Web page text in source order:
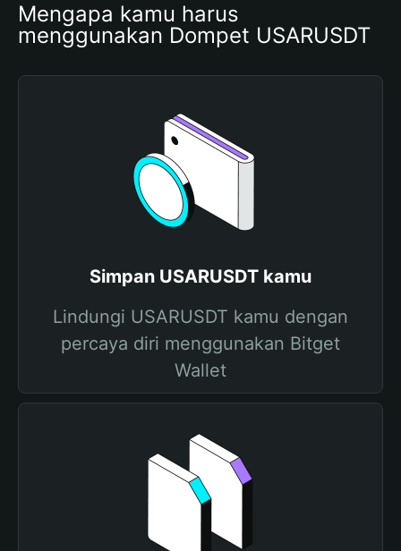
Mengapa kamu harus
menggunakan Dompet USARUSDT
Simpan USARUSDT kamu
Lindungi USARUSDT kamu dengan
percaya diri menggunakan Bitget
Wallet